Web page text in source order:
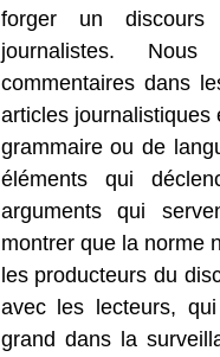
forger un
journalistes.
commentaires dans
articles
grammaire ou de
éléments qui
arguments qui
montrer que la norme
les producteurs du
avec les lecteurs,
grand dans la